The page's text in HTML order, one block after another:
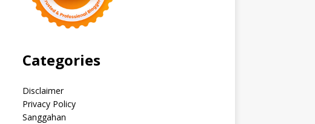
Categories
Disclaimer
Privacy Policy
Sanggahan